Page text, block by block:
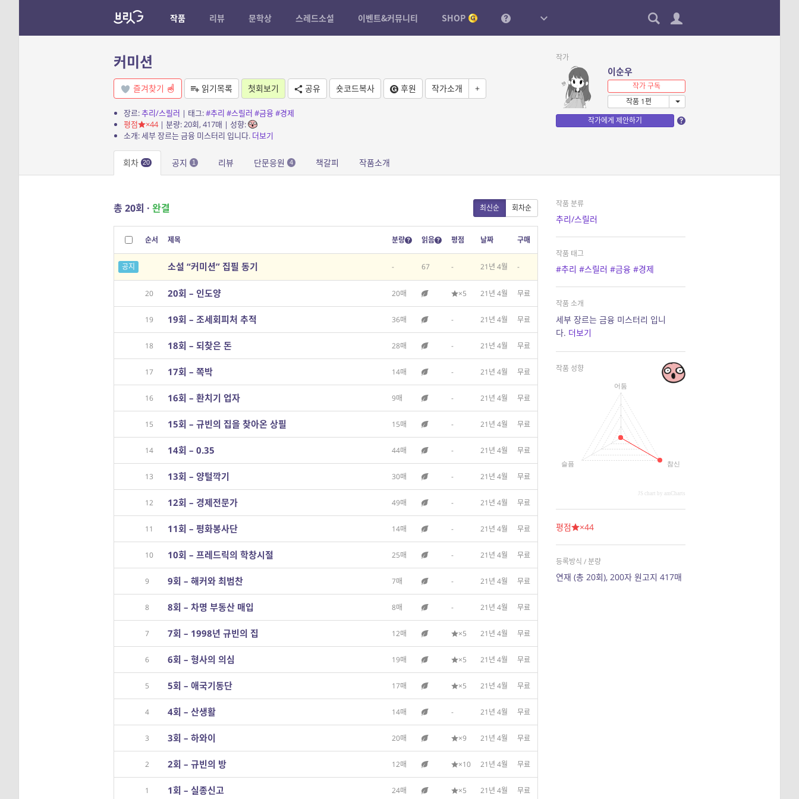
작품 리뷰 문학상 스레드소설 이벤트&커뮤니티 SHOP
커미션
즐겨찾기 읽기목록 첫회보기 공유 숏코드복사 후원 작가소개 +
장르:추리/스릴러 | 태그:#추리 #스릴러 #금융#경제
평점
×44| 분량: 20회, 417매 | 성향:
소개: 세부 장르는 금융 미스터리 입니다. 더보기
작가
이순우
작가 구독
작품 1편
작가에게 제안하기
회차 20 공지 1 리뷰 단문응원 4 책갈피 작품소개
총 20회 · 완결 최신순 회차순
순서 제목 분량 읽음 평점 날짜 구매
공지 소설 “커미션” 집필 동기 - 67 - 21년 4월 -
20 20회 – 인도양 20매 ×5 21년 4월 무료
19 19회 – 조세회피처 추적 36매 - 21년 4월 무료
18 18회 – 되찾은 돈 28매 - 21년 4월 무료
17 17회 – 쪽박 14매 - 21년 4월 무료
16 16회 – 환치기 업자 9매 - 21년 4월 무료
15 15회 – 규빈의 집을 찾아온 상필 15매 - 21년 4월 무료
14 14회 – 0.35 44매 - 21년 4월 무료
13 13회 – 양털깍기 30매 - 21년 4월 무료
12 12회 – 경제전문가 49매 - 21년 4월 무료
11 11회 – 평화봉사단 14매 - 21년 4월 무료
10 10회 – 프레드릭의 학창시절 25매 - 21년 4월 무료
9 9회 – 해커와 최범찬 7매 - 21년 4월 무료
8 8회 – 차명 부동산 매입 8매 - 21년 4월 무료
7 7회 – 1998년 규빈의 집 12매 ×5 21년 4월 무료
6 6회 – 형사의 의심 19매 ×5 21년 4월 무료
5 5회 – 애국기동단 17매 ×5 21년 4월 무료
4 4회 – 산생활 14매 - 21년 4월 무료
3 3회 – 하와이 20매 ×9 21년 4월 무료
2 2회 – 규빈의 방 12매 ×10 21년 4월 무료
1 1회 – 실종신고 24매 ×5 21년 4월 무료
작품 분류
추리/스릴러
작품 태그
#추리 #스릴러 #금융 #경제
작품 소개
세부 장르는 금융 미스터리 입니
다. 더보기
작품 성향
어둠
참신
슬픔
JS chart by amCharts
평점 ×44
등록방식 / 분량
연재 (총 20회), 200자 원고지 417매